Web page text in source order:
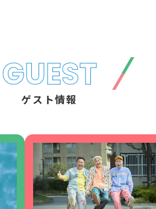
アナウンスセミナー
GUEST
ゲスト情報